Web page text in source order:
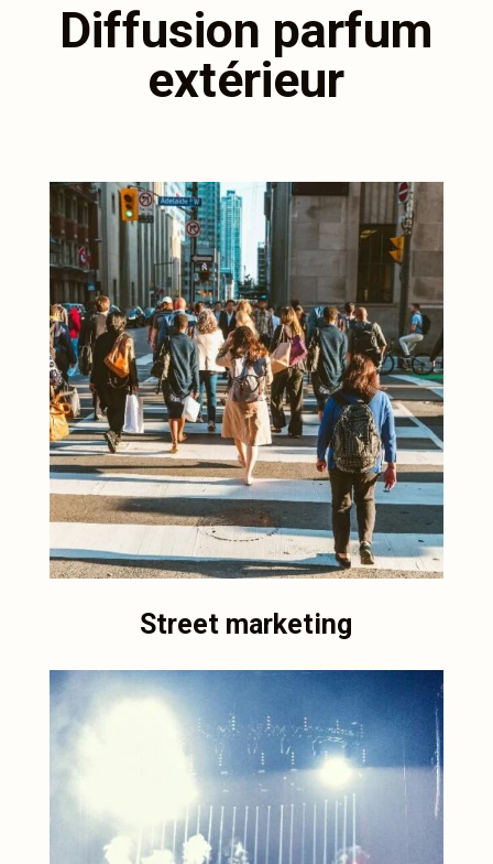
Diffusion parfum
extérieur
Street marketing